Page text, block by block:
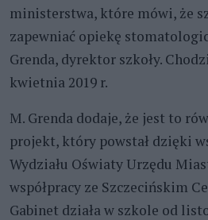
ministerstwa, które mówi, że
zapewniać opiekę
Grenda, dyrektor szkoły.
kwietnia 2019 r.
M. Grenda dodaje, że jest to
projekt, który powstał dzięki
Wydziału Oświaty Urzędu
współpracy ze Szczecińskim
Gabinet działa w szkole od